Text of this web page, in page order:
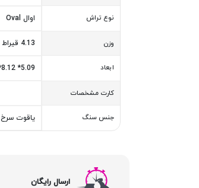
نوع تراش اوال Oval
وزن 4.13 قیراط
ابعاد 5.09* 8.12* 10.43 میلیمتر
کارت مشخصات
جنس سنگ یاقوت سرخ
ارسال رایگان